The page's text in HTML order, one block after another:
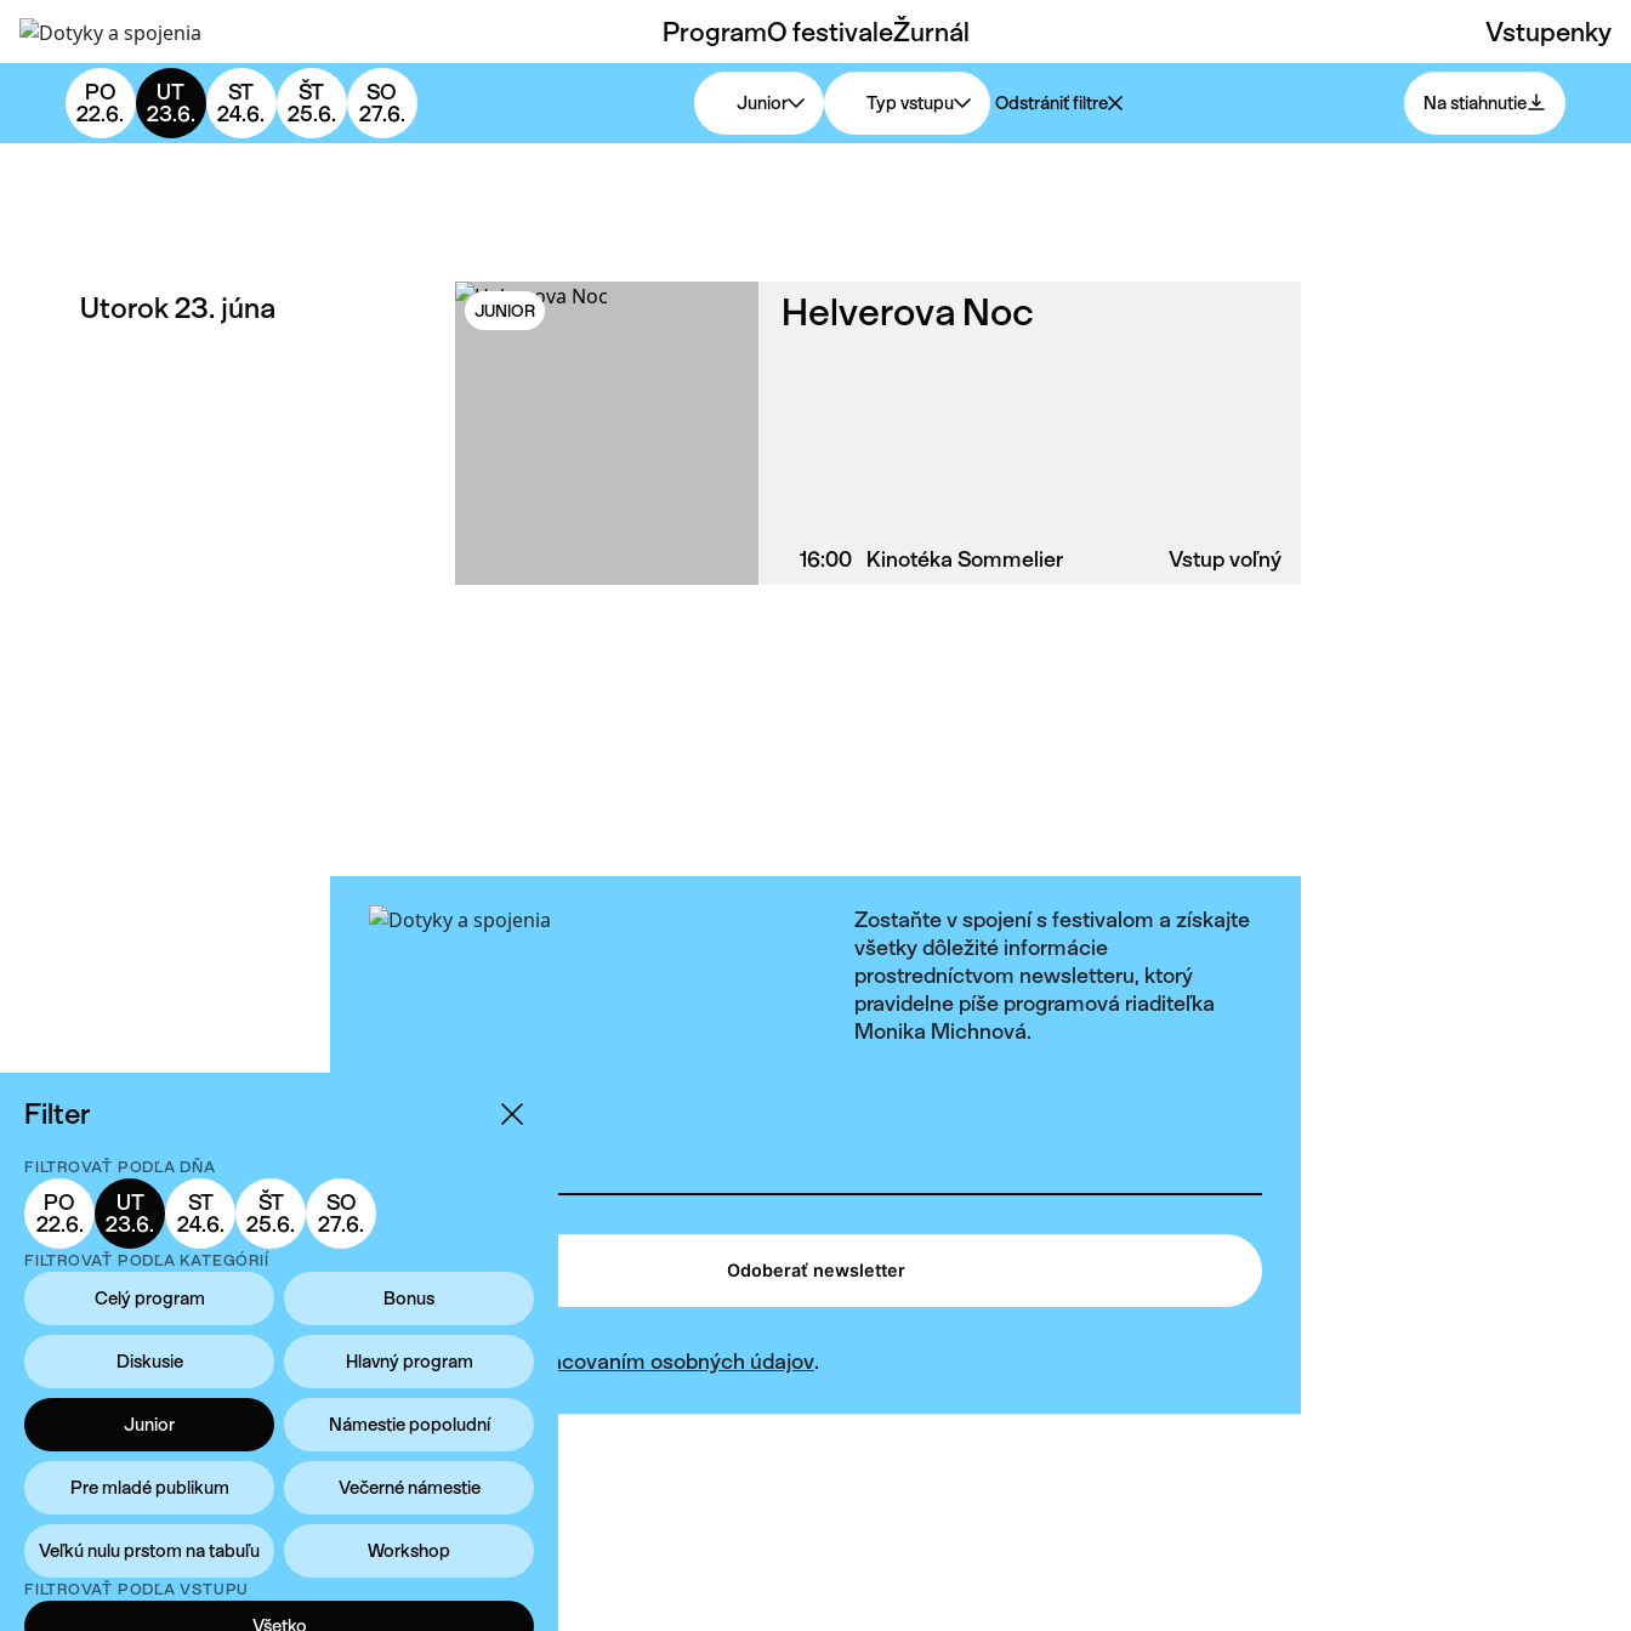
ProgramO festivaleŽurnál Vstupenky
PO
22.6.
UT
23.6.
ST
24.6.
ŠT
25.6.
SO
27.6. Junior Typ vstupu Odstrániť filtre Na stiahnutie
Filter
FILTROVAŤ PODĽA DŇA
PO
22.6.
UT
23.6.
ST
24.6.
ŠT
25.6.
SO
27.6.
FILTROVAŤ PODĽA KATEGÓRIÍ
Celý program Bonus
Diskusie Hlavný program
Junior Námestie popoludní
Pre mladé publikum Večerné námestie
Veľkú nulu prstom na tabuľu Workshop
FILTROVAŤ PODĽA VSTUPU
Všetko
Utorok 23. júna Helverova Noc
16:00 Kinotéka Sommelier Vstup voľný
JUNIOR
Zostaňte v spojení s festivalom a získajte
všetky dôležité informácie
prostredníctvom newsletteru, ktorý
pravidelne píše programová riaditeľka
Monika Michnová.
Odoberať newsletter
Súhlasím so spracovaním osobných údajov.